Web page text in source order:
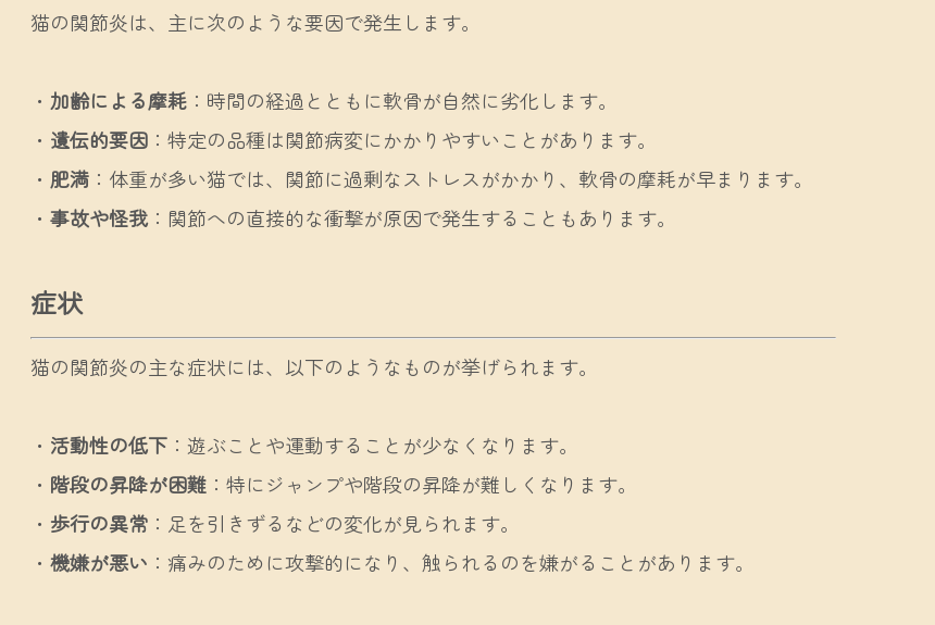
猫の関節炎は、主に次のような要因で発生します。
・ 加齢による摩耗：時間の経過とともに軟骨が自然に劣化します。
・ 遺伝的要因：特定の品種は関節病変にかかりやすいことがあります。
・ 肥満：体重が多い猫では、関節に過剰なストレスがかかり、軟骨の摩耗が早まります。
・ 事故や怪我：関節への直接的な衝撃が原因で発生することもあります。
症状
猫の関節炎の主な症状には、以下のようなものが挙げられます。
・ 活動性の低下：遊ぶことや運動することが少なくなります。
・ 階段の昇降が困難：特にジャンプや階段の昇降が難しくなります。
・ 歩行の異常：足を引きずるなどの変化が見られます。
・ 機嫌が悪い ：痛みのために攻撃的になり、触られるのを嫌がることがあります。